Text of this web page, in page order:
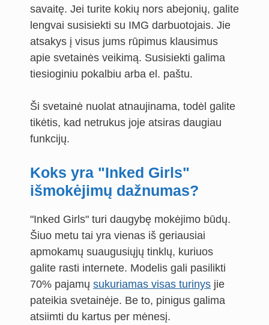
savaitę. Jei turite kokių nors abejonių, galite
lengvai susisiekti su IMG darbuotojais. Jie
atsakys į visus jums rūpimus klausimus
apie svetainės veikimą. Susisiekti galima
tiesioginiu pokalbiu arba el. paštu.
Ši svetainė nuolat atnaujinama, todėl galite
tikėtis, kad netrukus joje atsiras daugiau
funkcijų.
Koks yra "Inked Girls"
išmokėjimų dažnumas?
"Inked Girls" turi daugybę mokėjimo būdų.
Šiuo metu tai yra vienas iš geriausiai
apmokamų suaugusiųjų tinklų, kuriuos
galite rasti internete. Modelis gali pasilikti
70% pajamų sukuriamas visas turinys jie
pateikia svetainėje. Be to, pinigus galima
atsiimti du kartus per mėnesį.